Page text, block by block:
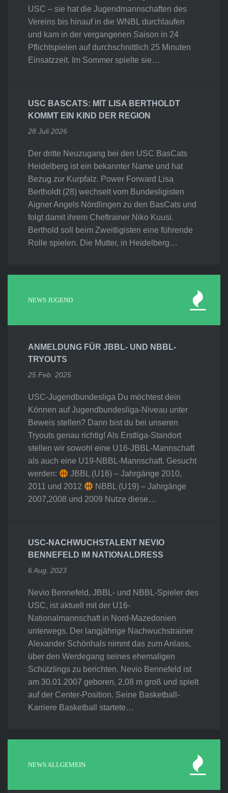
USC – sie hat die Jugendmannschaften des
Vereins bis hinauf in die WNBL durchlaufen
und kam in der vergangenen Saison in 24
Pflichtspielen auf durchschnittlich 25 Minuten
Einsatzzeit. Im Sommer spielte sie…
USC BASCATS: MIT LISA BERTHOLDT
KOMMT EIN KIND DER REGION
28 Juli 2026
Der dritte Neuzugang bei den USC BasCats
Heidelberg ist ein bekannter Name und hat
Bezug zur Kurpfalz. Power Forward Lisa
Bertholdt (28) wechselt vom Bundesligisten
Aigner Angels Nördlingen zu den BasCats und
folgt damit ihrem Cheftrainer Niko Kuusi.
Berthold soll beim Zweitligisten eine führende
Rolle spielen. Die Mutter, in Heidelberg…
NEWS JUGEND
ANMELDUNG FÜR JBBL- UND NBBL-
TRYOUTS
25 Feb. 2025
USC-Jugendbundesliga Du möchtest dein
Können auf Jugendbundesliga-Niveau unter
Beweis stellen? Dann bist du bei unseren
Tryouts genau richtig! Als Erstliga-Standort
stellen wir sowohl eine U16-JBBL-Mannschaft
als auch eine U19-NBBL-Mannschaft. Gesucht
werden:
JBBL (U16) – Jahrgänge 2010,
2011 und 2012
NBBL (U19) – Jahrgänge
2007,2008 und 2009 Nutze diese…
USC-NACHWUCHSTALENT NEVIO
BENNEFELD IM NATIONALDRESS
6 Aug. 2023
Nevio Bennefeld, JBBL- und NBBL-Spieler des
USC, ist aktuell mit der U16-
Nationalmannschaft in Nord-Mazedonien
unterwegs. Der langjährige Nachwuchstrainer
Alexander Schönhals nimmt das zum Anlass,
über den Werdegang seines ehemaligen
Schützlings zu berichten. Nevio Bennefeld ist
am 30.01.2007 geboren, 2,08 m groß und spielt
auf der Center-Position. Seine Basketball-
Karriere Basketball startete…
NEWS ALLGEMEIN